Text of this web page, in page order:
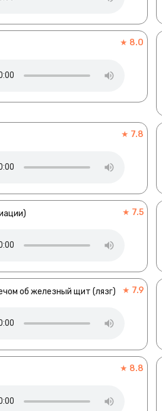
★ 8.0
★ 7.8
★ 7.5
об железный щит (лязг) ★ 7.9
★ 8.8